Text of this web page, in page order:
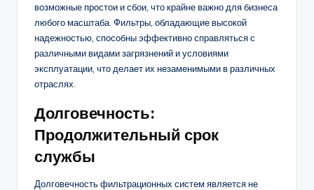
возможные простои и сбои, что крайне важно для бизнеса
любого масштаба. Фильтры, обладающие высокой
надежностью, способны эффективно справляться с
различными видами загрязнений и условиями
эксплуатации, что делает их незаменимыми в различных
отраслях.
Долговечность:
Продолжительный срок
службы
Долговечность фильтрационных систем является не